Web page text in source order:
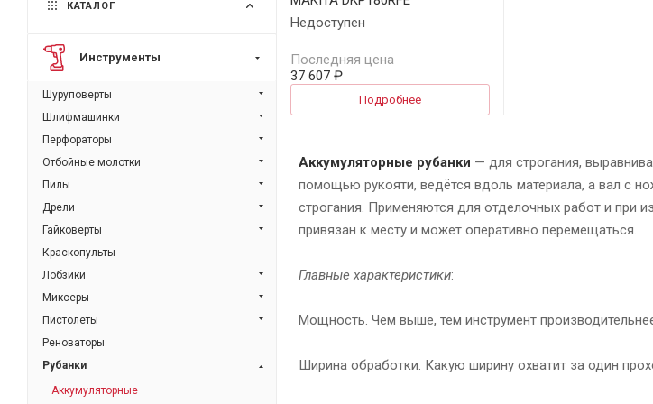
Недоступен
Последняя цена
37 607 ₽
Подробнее
Аккумуляторные рубанки — для строгания,
помощью рукояти, ведётся вдоль материала, а вал с
строгания. Применяются для отделочных работ и при
привязан к месту и может оперативно перемещаться.
Главные характеристики:
Мощность. Чем выше, тем инструмент
Ширина обработки. Какую ширину охватит за один
КАТАЛОГ
Инструменты
Шуруповерты
Шлифмашинки
Перфораторы
Отбойные молотки
Пилы
Дрели
Гайковерты
Краскопульты
Лобзики
Миксеры
Пистолеты
Реноваторы
Рубанки
Аккумуляторные